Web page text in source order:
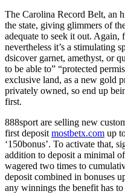
The Carolina Record Belt, an
the state, giving glimmers of
adequate to seek it out. Again,
nevertheless it’s a stimulating
dsicover garnet, amethyst, or
to be able to” “protected
exclusive land, as a new gold
privately owned, so end up
first.
888sport are selling new
first deposit mostbetx.com up
‘150bonus’. To activate that,
addition to deposit a minimal
wagered two times to
deposit combined in bonuses
any winnings the benefit has